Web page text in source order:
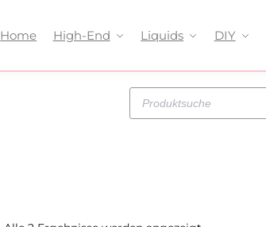
Home High-End Liquids DIY